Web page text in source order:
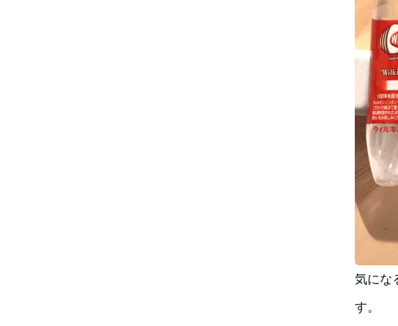
気にな
す。